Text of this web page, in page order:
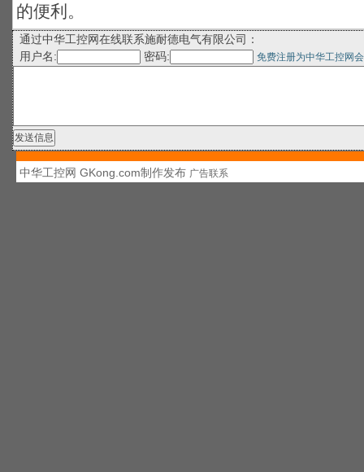
的便利。
通过中华工控网在线联系施耐德电气有限公司：
用户名:
密码: 免费注册为中华工控网
中华工控网 GKong.com制作发布 广告联系